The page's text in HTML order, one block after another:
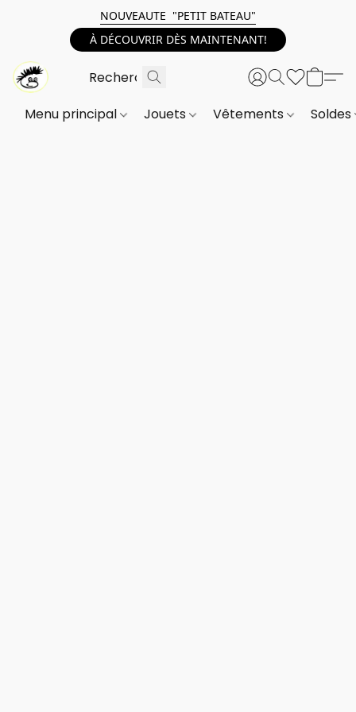
NOUVEAUTE "PETIT BATEAU"
À DÉCOUVRIR DÈS MAINTENANT!
Menu principal Jouets Vêtements Soldes